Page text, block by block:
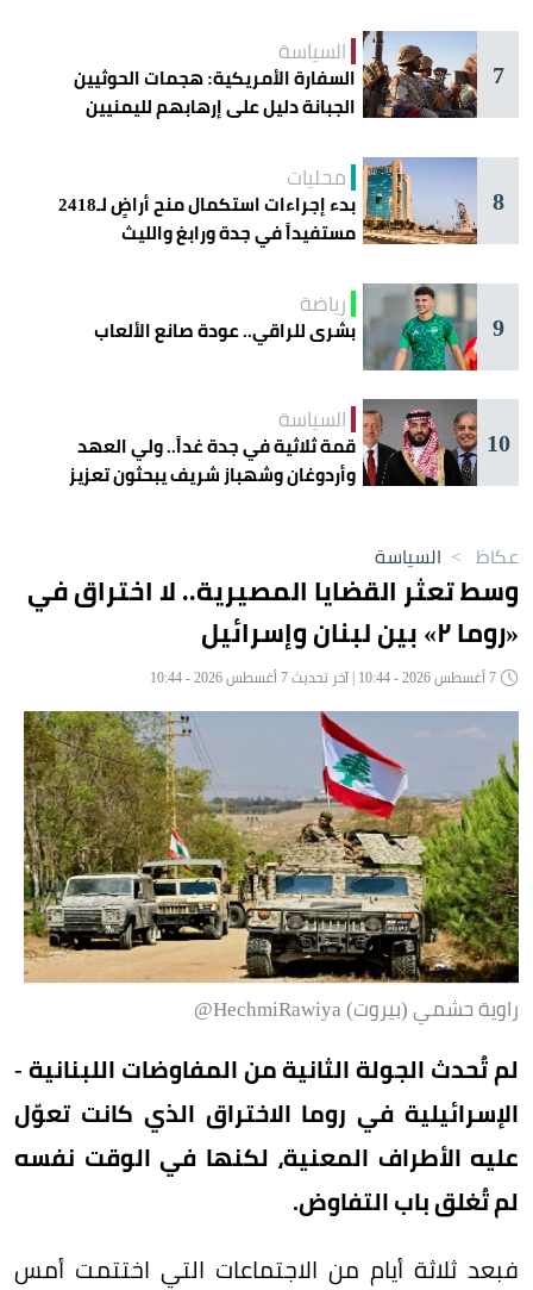
7
السياسة
السفارة الأمريكية: هجمات الحوثيين
الجبانة دليل على إرهابهم لليمنيين
8
محليات
بدء إجراءات استكمال منح أراضٍ لـ2418
مستفيداً في جدة ورابغ والليث
9
رياضة
بشرى للراقي.. عودة صانع الألعاب
10
السياسة
قمة ثلاثية في جدة غداً.. ولي العهد
وأردوغان وشهباز شريف يبحثون تعزيز
عكاظ > السياسة
وسط تعثر القضايا المصيرية.. لا اختراق في
«روما ٢» بين لبنان وإسرائيل
راوية حشمي (بيروت) HechmiRawiya@
لم تُحدث الجولة الثانية من المفاوضات اللبنانية -
الإسرائيلية في روما الاختراق الذي كانت تعوّل
عليه الأطراف المعنية، لكنها في الوقت نفسه
لم تُغلق باب التفاوض.
فبعد ثلاثة أيام من الاجتماعات التي اختتمت أمس